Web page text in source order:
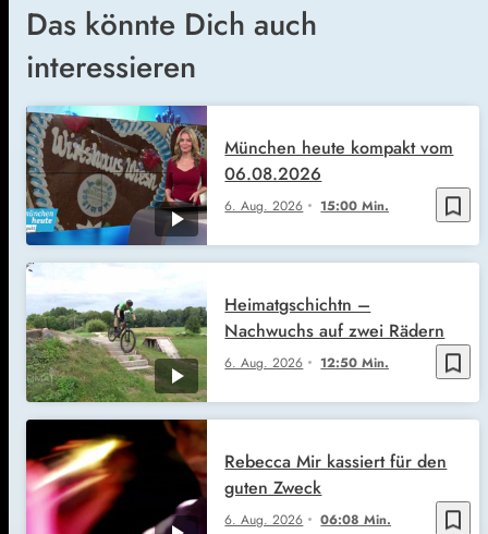
Das könnte Dich auch
interessieren
bookmark_border
6. Aug. 2026 15:00 Min.
München heute kompakt vom
06.08.2026
bookmark_border
6. Aug. 2026 12:50 Min.
Heimatgschichtn –
Nachwuchs auf zwei Rädern
bookmark_border
6. Aug. 2026 06:08 Min.
Rebecca Mir kassiert für den
guten Zweck